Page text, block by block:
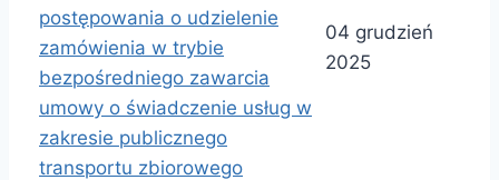
postępowania o udzielenie
zamówienia w trybie
bezpośredniego zawarcia
umowy o świadczenie usług w
zakresie publicznego
transportu zbiorowego
04 grudzień
2025